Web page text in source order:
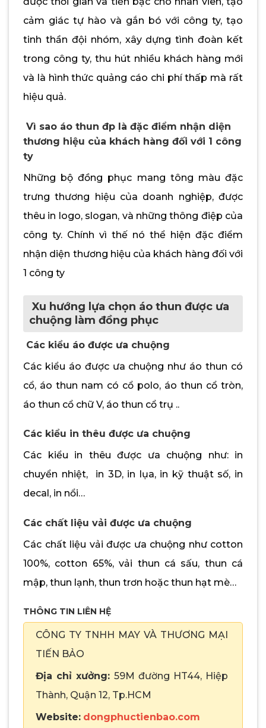
cảm giác tự hào và gắn bó với công ty, tạo
tinh thần đội nhóm, xây dựng tình đoàn kết
trong công ty, thu hút nhiều khách hàng mới
và là hình thức quảng cáo chi phí thấp mà rất
hiệu quả.
Vì sao áo thun đp là đặc điểm nhận diện
thương hiệu của khách hàng đối với 1 công
ty
Những bộ đồng phục mang tông màu đặc
trưng thương hiệu của doanh nghiệp, được
thêu in logo, slogan, và những thông điệp của
công ty. Chính vì thế nó thể hiện đặc điểm
nhận diện thương hiệu của khách hàng đối với
1 công ty
Xu hướng lựa chọn áo thun được ưa
chuộng làm đồng phục
Các kiểu áo được ưa chuộng
Các kiểu áo được ưa chuộng như áo thun có
cổ, áo thun nam có cổ polo, áo thun cổ tròn,
áo thun cổ chữ V, áo thun cổ trụ ..
Các kiểu in thêu được ưa chuộng
Các kiểu in thêu được ưa chuộng như: in
chuyển nhiệt, in 3D, in lụa, in kỹ thuật số, in
decal, in nổi…
Các chất liệu vải được ưa chuộng
Các chất liệu vải được ưa chuộng như cotton
100%, cotton 65%, vải thun cá sấu, thun cá
mập, thun lạnh, thun trơn hoặc thun hạt mè…
THÔNG TIN LIÊN HỆ
CÔNG TY TNHH MAY VÀ THƯƠNG MẠI
TIẾN BẢO
Địa chỉ xưởng: 59M đường HT44, Hiệp
Thành, Quận 12, Tp.HCM
Website: dongphuctienbao.com